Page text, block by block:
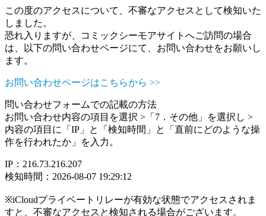
この度のアクセスについて、不審なアクセスとして検知いた
しました。
恐れ入りますが、コミックシーモアサイトへご訪問の場合
は、以下の問い合わせページにて、お問い合わせをお願いし
ます。
お問い合わせページはこちらから >>
問い合わせフォームでの記載の方法
お問い合わせ内容の項目を選択 >「7．その他」を選択し >
内容の項目に「IP」と「検知時間」と「直前にどのような操
作を行われたか」を入力。
IP：216.73.216.207
検知時間：2026-08-07 19:29:12
※iCloudプライベートリレーが有効な状態でアクセスされま
すと、不審なアクセスと検知される場合がございます。